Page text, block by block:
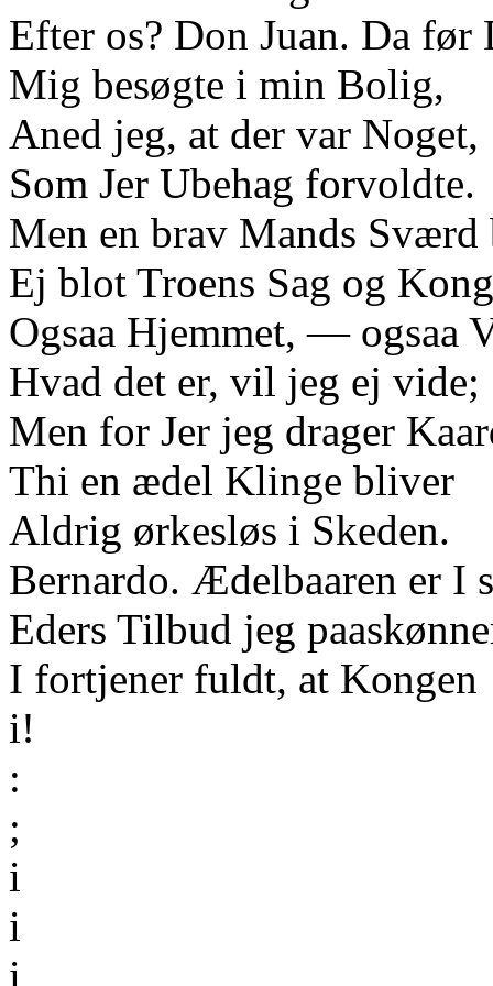
Efter os? Don Juan. Da før
Mig besøgte i min Bolig,
Aned jeg, at der var Noget,
Som Jer Ubehag forvoldte.
Men en brav Mands
Ej blot Troens Sag og
Ogsaa Hjemmet, — ogsaa
Hvad det er, vil jeg ej vide;
Men for Jer jeg drager
Thi en ædel Klinge bliver
Aldrig ørkesløs i Skeden.
Bernardo. Ædelbaaren er I
Eders Tilbud jeg
I fortjener fuldt, at Kongen
i!
:
;
i
i
i